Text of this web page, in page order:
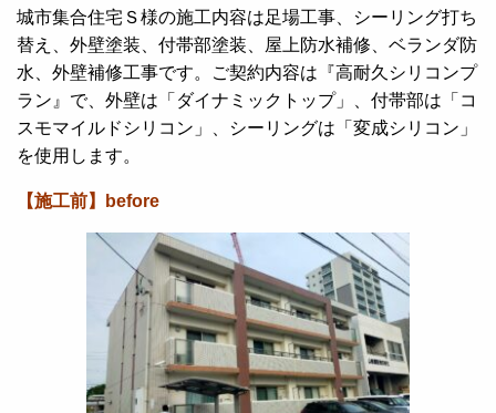
城市集合住宅Ｓ様の施工内容は足場工事、シーリング打ち
替え、外壁塗装、付帯部塗装、屋上防水補修、ベランダ防
水、外壁補修工事です。ご契約内容は『高耐久シリコンプ
ラン』で、外壁は「ダイナミックトップ」、付帯部は「コ
スモマイルドシリコン」、シーリングは「変成シリコン」
を使用します。
【施工前】before